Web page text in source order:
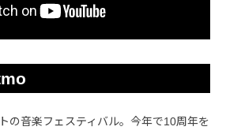
の音楽フェスティバル。今年で10周年を